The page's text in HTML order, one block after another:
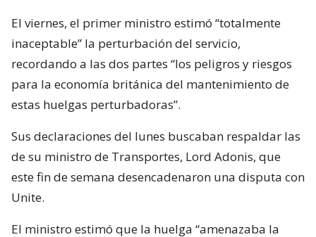
El viernes, el primer ministro estimó “totalmente
inaceptable” la perturbación del servicio,
recordando a las dos partes “los peligros y riesgos
para la economía británica del mantenimiento de
estas huelgas perturbadoras”.
Sus declaraciones del lunes buscaban respaldar las
de su ministro de Transportes, Lord Adonis, que
este fin de semana desencadenaron una disputa con
Unite.
El ministro estimó que la huelga “amenazaba la